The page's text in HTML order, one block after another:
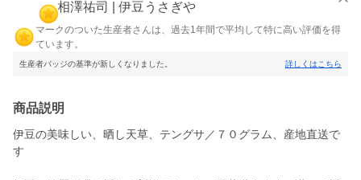
相澤祐司 | 伊豆うさぎや
マークのついた生産者さんは、過去1年間で平均して特に高い評価を得
ています。
生産者バッジの基準が新しくなりました。 詳しくはこちら
商品説明
伊豆の美味しい、晒し天草、テングサ／７０グラム、産地直送で
す